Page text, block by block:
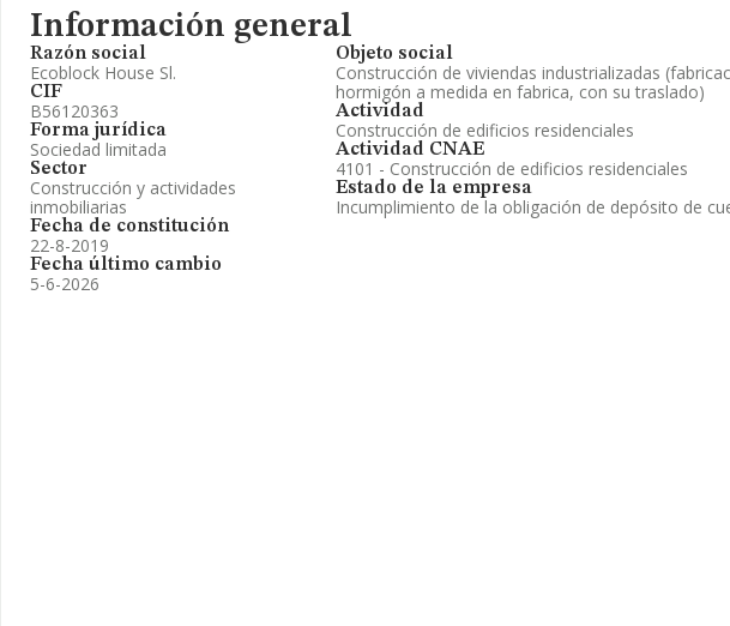
Información general
Razón social
Ecoblock House Sl.
CIF
B56120363
Forma jurídica
Sociedad limitada
Sector
Construcción y actividades
inmobiliarias
Fecha de constitución
22-8-2019
Fecha último cambio
5-6-2026
Objeto social
Construcción de viviendas industrializadas
hormigón a medida en fabrica, con su traslado)
Actividad
Construcción de edificios residenciales
Actividad CNAE
4101 - Construcción de edificios residenciales
Estado de la empresa
Incumplimiento de la obligación de depósito de